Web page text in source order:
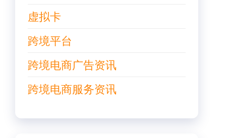
虚拟卡
跨境平台
跨境电商广告资讯
跨境电商服务资讯